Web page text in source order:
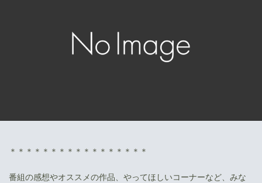
＊＊＊＊＊＊＊＊＊＊＊＊＊＊＊＊＊
番組の感想やオススメの作品、やってほしいコーナーなど、みな